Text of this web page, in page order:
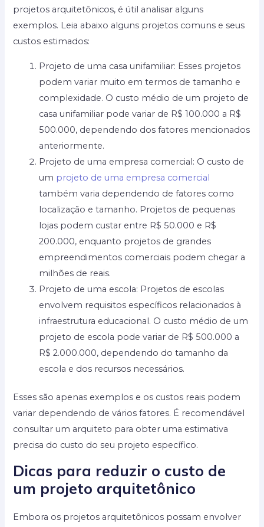
projetos arquitetônicos, é útil analisar alguns
exemplos. Leia abaixo alguns projetos comuns e seus
custos estimados:
Projeto de uma casa unifamiliar: Esses projetos
podem variar muito em termos de tamanho e
complexidade. O custo médio de um projeto de
casa unifamiliar pode variar de R$ 100.000 a R$
500.000, dependendo dos fatores mencionados
anteriormente.
Projeto de uma empresa comercial: O custo de
um projeto de uma empresa comercial
também varia dependendo de fatores como
localização e tamanho. Projetos de pequenas
lojas podem custar entre R$ 50.000 e R$
200.000, enquanto projetos de grandes
empreendimentos comerciais podem chegar a
milhões de reais.
Projeto de uma escola: Projetos de escolas
envolvem requisitos específicos relacionados à
infraestrutura educacional. O custo médio de um
projeto de escola pode variar de R$ 500.000 a
R$ 2.000.000, dependendo do tamanho da
escola e dos recursos necessários.
Esses são apenas exemplos e os custos reais podem
variar dependendo de vários fatores. É recomendável
consultar um arquiteto para obter uma estimativa
precisa do custo do seu projeto específico.
Dicas para reduzir o custo de
um projeto arquitetônico
Embora os projetos arquitetônicos possam envolver